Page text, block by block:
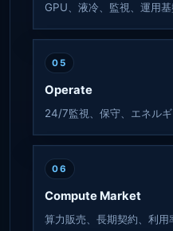
GPU、液冷、監視、運用基
05
Operate
24/7監視、保守、エネル
06
Compute Market
算力販売、長期契約、利用